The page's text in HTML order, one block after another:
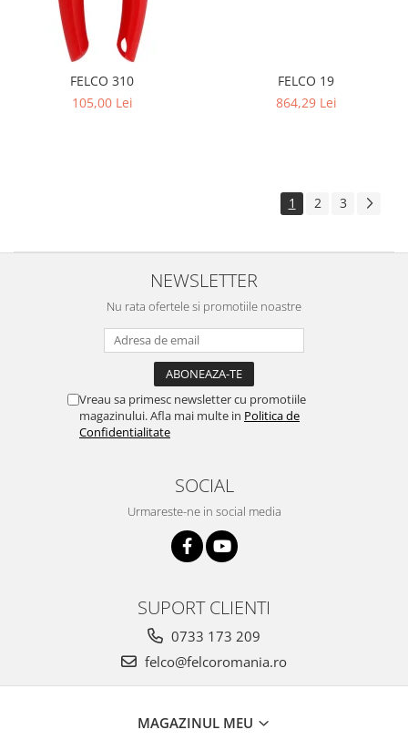
FELCO 310
105,00 Lei
FELCO 19
864,29 Lei
1 2 3
NEWSLETTER
Nu rata ofertele si promotiile noastre
Vreau sa primesc newsletter cu promotiile
magazinului. Afla mai multe in Politica de
Confidentialitate
SOCIAL
Urmareste-ne in social media
SUPORT CLIENTI
0733 173 209
felco@felcoromania.ro
MAGAZINUL MEU